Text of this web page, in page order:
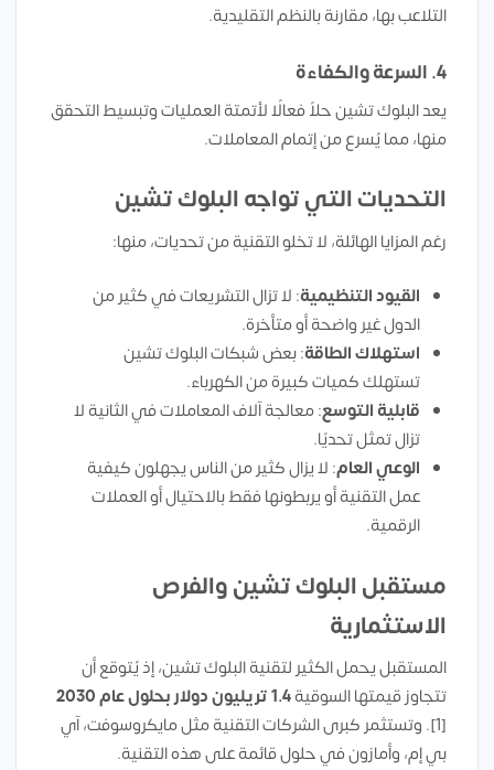
التلاعب بها، مقارنة بالنظم التقليدية.
4. السرعة والكفاءة
يعد البلوك تشين حلاً فعالًا لأتمتة العمليات وتبسيط التحقق
منها، مما يُسرع من إتمام المعاملات.
التحديات التي تواجه البلوك تشين
رغم المزايا الهائلة، لا تخلو التقنية من تحديات، منها:
القيود التنظيمية: لا تزال التشريعات في كثير من
الدول غير واضحة أو متأخرة.
استهلاك الطاقة: بعض شبكات البلوك تشين
تستهلك كميات كبيرة من الكهرباء.
قابلية التوسع: معالجة آلاف المعاملات في الثانية لا
تزال تمثل تحديًا.
الوعي العام: لا يزال كثير من الناس يجهلون كيفية
عمل التقنية أو يربطونها فقط بالاحتيال أو العملات
الرقمية.
مستقبل البلوك تشين والفرص
الاستثمارية
المستقبل يحمل الكثير لتقنية البلوك تشين، إذ يُتوقع أن
تتجاوز قيمتها السوقية1.4 تريليون دولار بحلول عام 2030
[1]. وتستثمر كبرى الشركات التقنية مثل مايكروسوفت، آي
بي إم، وأمازون في حلول قائمة على هذه التقنية.